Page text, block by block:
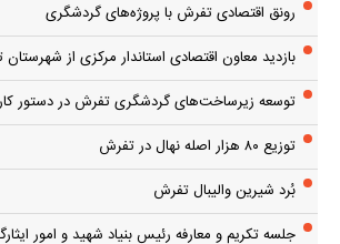
رونق اقتصادی تفرش با پروژه‌های گردشگری
بازدید معاون اقتصادی استاندار مرکزی از
توسعه زیرساخت‌های گردشگری تفرش در دستور کار
توزیع ۸۰ هزار اصله نهال در تفرش
بُرد شیرین والیبال تفرش
جلسه تکریم و معارفه رئیس بنیاد شهید و امور